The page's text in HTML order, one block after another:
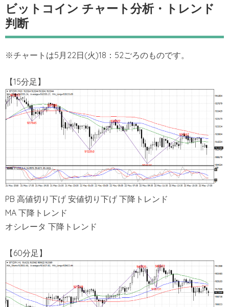
ビットコイン チャート分析・トレンド
判断
※チャートは5月22日(火)18：52ごろのものです。
【15分足】
PB 高値切り下げ 安値切り下げ 下降トレンド
MA 下降トレンド
オシレータ 下降トレンド
【60分足】